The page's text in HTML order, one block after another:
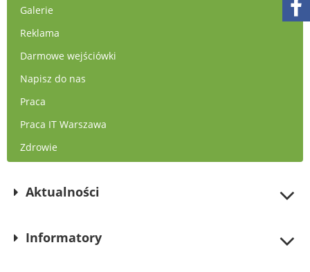
Galerie
Reklama
Darmowe wejściówki
Napisz do nas
Praca
Praca IT Warszawa
Zdrowie
Aktualności
Informatory